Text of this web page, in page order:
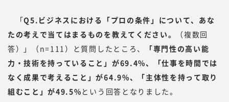
「Q5.ビジネスにおける「プロの条件」について、あな
たの考えで当てはまるものを教えてください。
（複数回
答）」（n=111）と質問したところ、
「専門性の高い能
力・技術を持っていること」が69.4%、「仕事を時間では
なく成果で考えること」が64.9%、「主体性を持って取り
組むこと」が49.5% という回答となりました。